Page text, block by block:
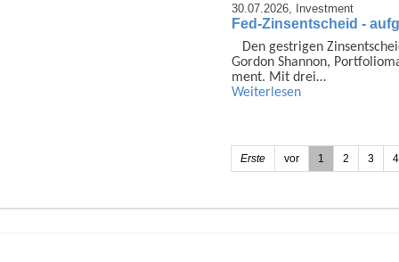
30.07.2026, Investment
Fed-Zinsentscheid -
Den gestrigen
Gordon Shannon,
ment. Mit drei…
Weiterlesen
Erste vor 1 2 3 4